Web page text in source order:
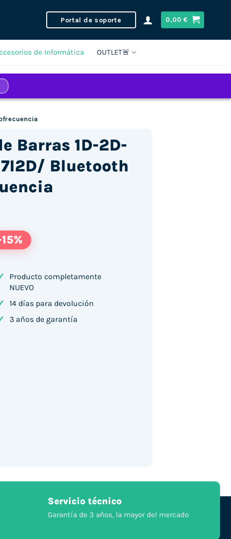
Portal de soporte 0,00€
de Informática OUTLET🚨
Barras 1D-2D-
Bluetooth
QR Approx appLS17I2D/ Bluetooth - USB -
Producto completamente
NUEVO
14 días para devolución
3 años de garantía
Servicio técnico
Garantía de 3 años, la mayor del mercado